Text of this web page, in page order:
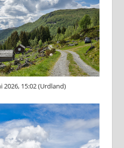
2026, 15:02 (Urdland)